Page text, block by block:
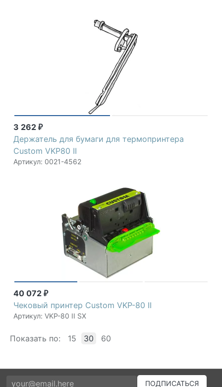
3 262 ₽
Держатель для бумаги для термопринтера
Custom VKP80 II
Артикул: 0021-4562
40 072 ₽
Чековый принтер Custom VKP-80 II
Артикул: VKP-80 II SX
Показать по: 15 30 60